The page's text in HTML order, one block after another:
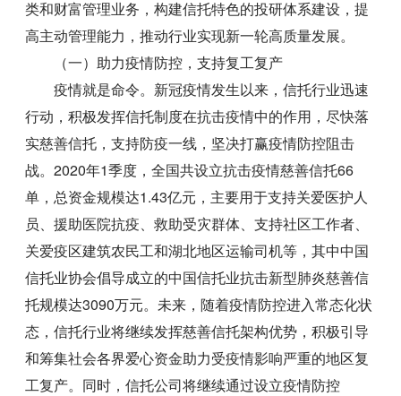
类和财富管理业务，构建信托特色的投研体系建设，提
高主动管理能力，推动行业实现新一轮高质量发展。
（一）助力疫情防控，支持复工复产
疫情就是命令。新冠疫情发生以来，信托行业迅速
行动，积极发挥信托制度在抗击疫情中的作用，尽快落
实慈善信托，支持防疫一线，坚决打赢疫情防控阻击
战。2020年1季度，全国共设立抗击疫情慈善信托66
单，总资金规模达1.43亿元，主要用于支持关爱医护人
员、援助医院抗疫、救助受灾群体、支持社区工作者、
关爱疫区建筑农民工和湖北地区运输司机等，其中中国
信托业协会倡导成立的中国信托业抗击新型肺炎慈善信
托规模达3090万元。未来，随着疫情防控进入常态化状
态，信托行业将继续发挥慈善信托架构优势，积极引导
和筹集社会各界爱心资金助力受疫情影响严重的地区复
工复产。同时，信托公司将继续通过设立疫情防控